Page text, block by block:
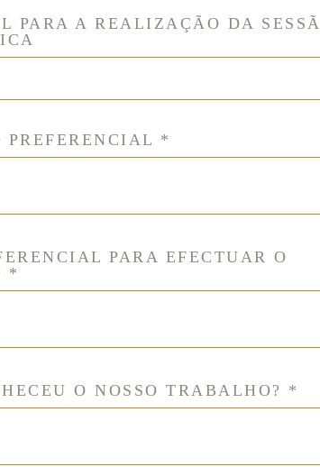
PARA A REALIZAÇÃO DA
PREFERENCIAL *
PARA EFECTUAR O
*
O NOSSO TRABALHO? *